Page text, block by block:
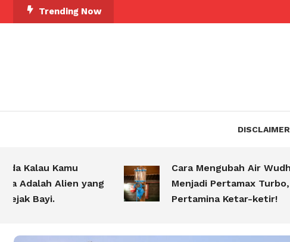
To
Trending Now
DISCLAIMER
Kamu
Alien yang
Bayi.
Cara Mengubah Air Wudhu
Menjadi Pertamax Turbo,
Pertamina Ketar-ketir!